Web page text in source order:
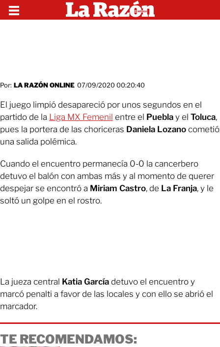
Por: LA RAZÓN ONLINE 07/09/2020 00:20:40
El juego limpió desapareció por unos segundos en el
partido de la Liga MX Femenil entre el Puebla y el Toluca,
pues la portera de las choriceras Daniela Lozano cometió
una salida polémica.
Cuando el encuentro permanecía 0-0 la cancerbero
detuvo el balón con ambas más y al momento de querer
despejar se encontró a Miriam Castro, de La Franja, y le
soltó un golpe en el rostro.
La jueza central Katia García detuvo el encuentro y
marcó penalti a favor de las locales y con ello se abrió el
marcador.
TE RECOMENDAMOS: